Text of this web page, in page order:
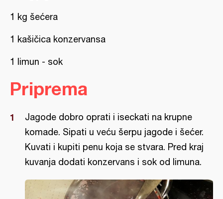
1 kg šećera
1 kašičica konzervansa
1 limun - sok
Priprema
Jagode dobro oprati i iseckati na krupne
komade. Sipati u veću šerpu jagode i šećer.
Kuvati i kupiti penu koja se stvara. Pred kraj
kuvanja dodati konzervans i sok od limuna.